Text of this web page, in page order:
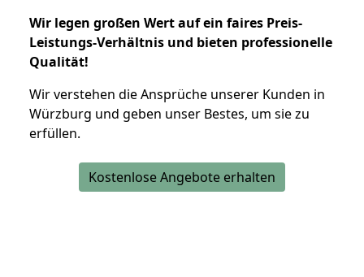
Wir legen großen Wert auf ein faires Preis-
Leistungs-Verhältnis und bieten professionelle
Qualität!
Wir verstehen die Ansprüche unserer Kunden in
Würzburg und geben unser Bestes, um sie zu
erfüllen.
Kostenlose Angebote erhalten